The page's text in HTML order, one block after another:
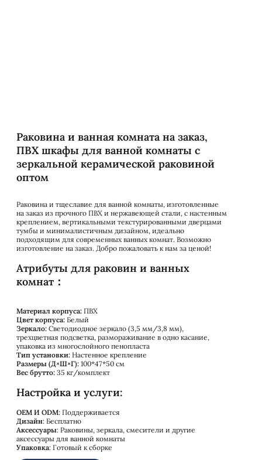
Раковина и ванная комната на заказ,
ПВХ шкафы для ванной комнаты с
зеркальной керамической раковиной
оптом
Раковина и тщеславие для ванной комнаты, изготовленные
на заказ из прочного ПВХ и нержавеющей стали, с настенным
креплением, вертикальными текстурированными дверцами
тумбы и минималистичным дизайном, идеально
подходящим для современных ванных комнат. Возможно
изготовление на заказ. Добро пожаловать к нам за ценой!
Атрибуты для раковин и ванных
комнат：
Материал корпуса: ПВХ
Цвет корпуса: Белый
Зеркало: Светодиодное зеркало (3,5 мм/3,8 мм),
трехцветная подсветка, размораживание в одно касание,
упаковка из многослойного пенопласта
Тип установки: Настенное крепление
Размеры (Д×Ш×Г): 100*47*50 см
Вес брутто: 35 кг/комплект
Настройка и услуги:
OEM И ODM: Поддерживается
Дизайн: Бесплатно
Аксессуары: Раковины, зеркала, смесители и другие
аксессуары для ванной комнаты
Упаковка: Готовый к сборке